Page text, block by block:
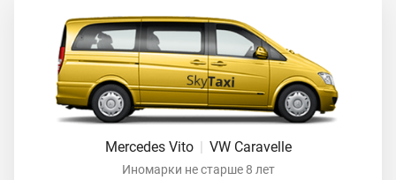
Mercedes Vito VW Caravelle
Иномарки не старше 8 лет